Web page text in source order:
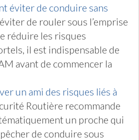
éviter de conduire sans
de rouler sous l’emprise
réduire les risques
il est indispensable de
avant de commencer la
un ami des risques liés à
Routière recommande
un proche qui
de conduire sous